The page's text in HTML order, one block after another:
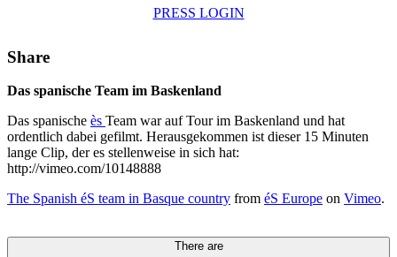
PRESS LOGIN
Share
Das spanische Team im Baskenland
Das spanische ès Team war auf Tour im Baskenland und hat
ordentlich dabei gefilmt. Herausgekommen ist dieser 15 Minuten
lange Clip, der es stellenweise in sich hat:
http://vimeo.com/10148888
The Spanish éS team in Basque country from éS Europe on Vimeo.
There are